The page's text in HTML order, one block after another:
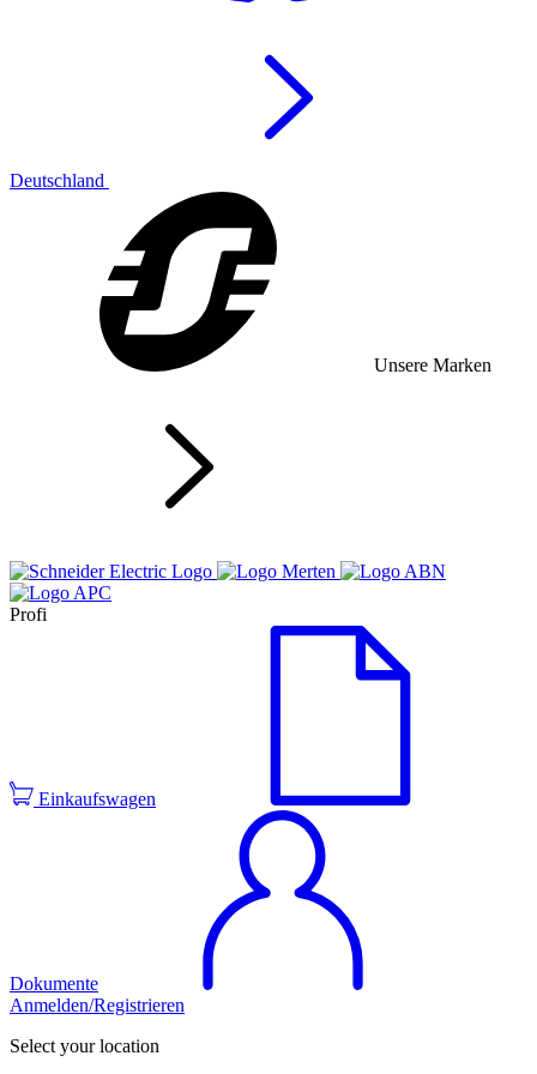
Deutschland
Unsere Marken
Profi
Einkaufswagen
Dokumente
Anmelden/Registrieren
Select your location